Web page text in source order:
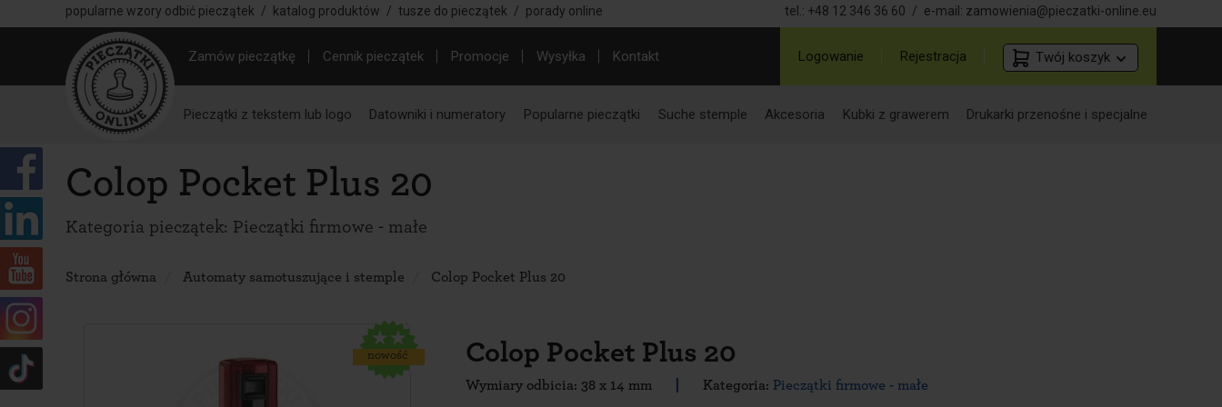
popularne wzory odbić pieczątek / katalog produktów / tusze do pieczątek / porady online tel.: +48 12 346 36 60 / e-mail: zamowienia@pieczatki-online.eu
Logowanie Rejestracja Twój koszyk
Zamów pieczątkę Cennik pieczątek Promocje Wysyłka Kontakt
Pieczątki z tekstem lub logo Datowniki i numeratory Popularne pieczątki Suche stemple Akcesoria Kubki z grawerem Drukarki przenośne i specjalne
Colop Pocket Plus 20
Kategoria pieczątek: Pieczątki firmowe - małe
Strona główna Automaty samotuszujące i stemple Colop Pocket Plus 20
nowość Colop Pocket Plus 20
Wymiary odbicia: 38 x 14 mm Kategoria: Pieczątki firmowe - małe